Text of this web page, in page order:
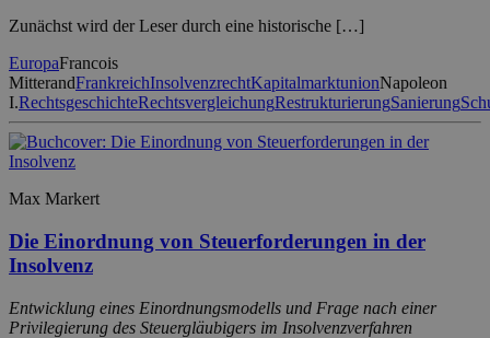
Zunächst wird der Leser durch eine historische […]
EuropaFrancois
MitterandFrankreichInsolvenzrechtKapitalmarktunionNapoleon
I.RechtsgeschichteRechtsvergleichungRestrukturierungSanierung
Max Markert
Die Einordnung von Steuerforderungen in der
Insolvenz
Entwicklung eines Einordnungsmodells und Frage nach einer
Privilegierung des Steuergläubigers im Insolvenzverfahren